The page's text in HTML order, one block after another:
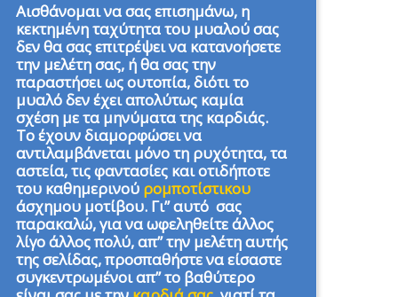
Αισθάνομαι να σας επισημάνω, η
κεκτημένη ταχύτητα του μυαλού σας
δεν θα σας επιτρέψει να κατανοήσετε
την μελέτη σας, ή θα σας την
παραστήσει ως ουτοπία, διότι το
μυαλό δεν έχει απολύτως καμία
σχέση με τα μηνύματα της καρδιάς.
Το έχουν διαμορφώσει να
αντιλαμβάνεται μόνο τη ρυχότητα, τα
αστεία, τις φαντασίες και οτιδήποτε
του καθημερινού ρομποτίστικου
άσχημου μοτίβου. Γι” αυτό σας
παρακαλώ, για να ωφεληθείτε άλλος
λίγο άλλος πολύ, απ” την μελέτη αυτής
της σελίδας, προσπαθήστε να είσαστε
συγκεντρωμένοι απ” το βαθύτερο